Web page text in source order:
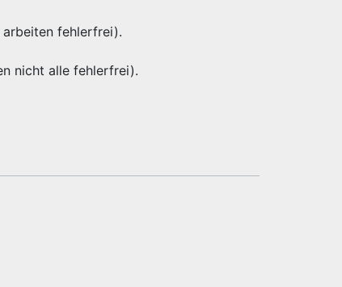
arbeiten fehlerfrei).
nicht alle fehlerfrei).